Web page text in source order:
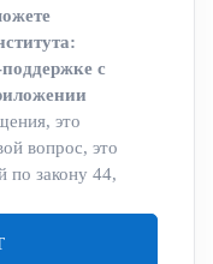
с
это
вопрос, это
по закону 44,